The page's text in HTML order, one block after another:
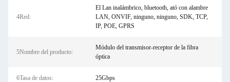
4Red:
El Lan inalámbrico, bluetooth, ató con alambre
LAN, ONVIF, ninguno, ninguno, SDK, TCP,
IP, POE, GPRS
5Nombre del producto:
Módulo del transmisor-receptor de la fibra
óptica
6Tasa de datos: 25Gbps